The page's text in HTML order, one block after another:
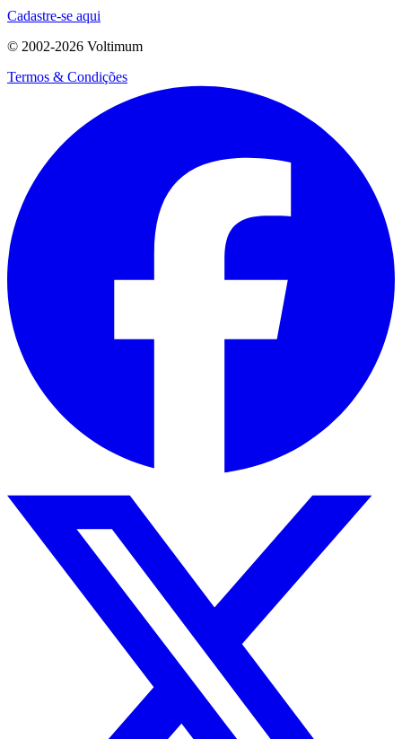
Cadastre-se aqui
© 2002-2026 Voltimum
Termos & Condições